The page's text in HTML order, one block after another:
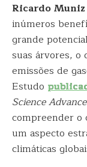
Ricardo Muniz
inúmeros
grande
suas árvores, o
emissões de
Estudo
Science
compreender o
um aspecto
climáticas